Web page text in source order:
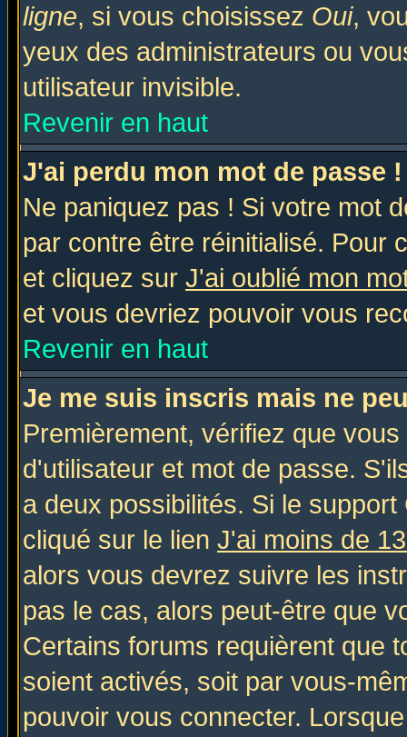
ligne, si vous choisissez Oui,
yeux des administrateurs ou
utilisateur invisible.
Revenir en haut
J'ai perdu mon mot de passe !
Ne paniquez pas ! Si votre mot
par contre être réinitialisé. Pour
et cliquez sur J'ai oublié mon
et vous devriez pouvoir vous
Revenir en haut
Je me suis inscris mais ne
Premièrement, vérifiez que
d'utilisateur et mot de passe.
a deux possibilités. Si le
cliqué sur le lien J'ai moins de
alors vous devrez suivre les
pas le cas, alors peut-être que
Certains forums requièrent que
soient activés, soit par vous-
pouvoir vous connecter.